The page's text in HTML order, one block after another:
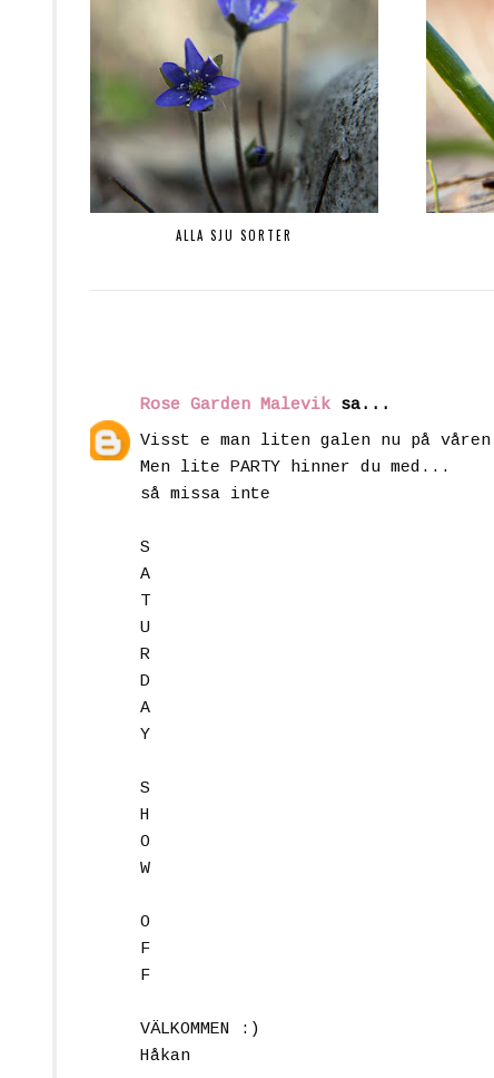
ALLA SJU SORTER
Rose Garden Malevik sa...
Visst e man liten galen nu på
Men lite PARTY hinner du med...
så missa inte
S
A
T
U
R
D
A
Y
S
H
O
W
O
F
F
VÄLKOMMEN :)
Håkan